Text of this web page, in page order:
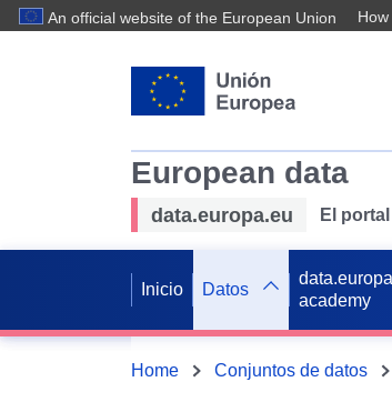
An official website of the European Union
European data
data.europa.eu El
Inicio Datos
data.europa
academy
Home Conjuntos de datos